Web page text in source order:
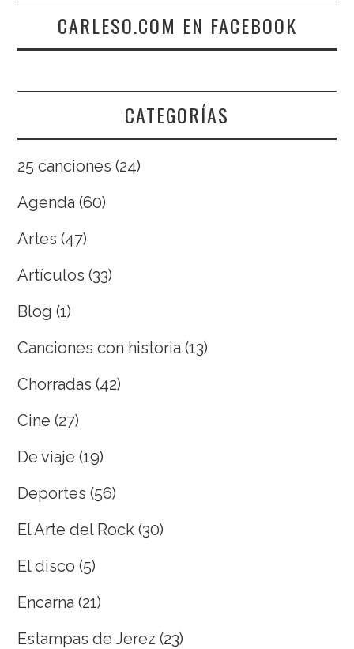
CARLESO.COM EN FACEBOOK
CATEGORÍAS
25 canciones (24)
Agenda (60)
Artes (47)
Artículos (33)
Blog (1)
Canciones con historia (13)
Chorradas (42)
Cine (27)
De viaje (19)
Deportes (56)
El Arte del Rock (30)
El disco (5)
Encarna (21)
Estampas de Jerez (23)